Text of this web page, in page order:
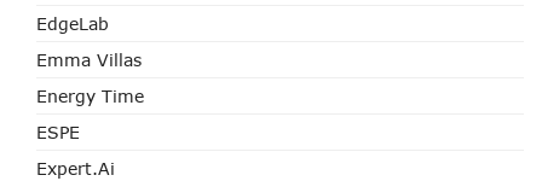
EdgeLab
Emma Villas
Energy Time
ESPE
Expert.ai